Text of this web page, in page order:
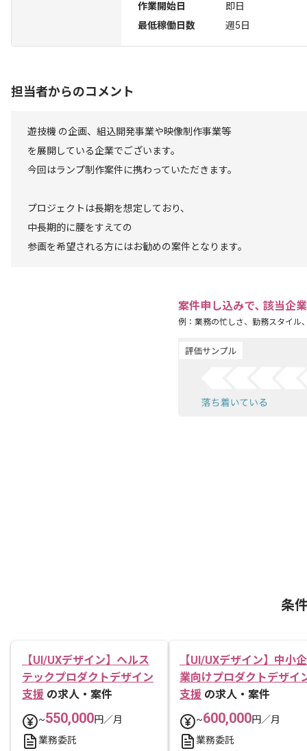
作業開始日
即日
最低稼働日数
週5日
担当者からのコメント
遊技機 の企画、組込開発事業や映像制作事業等
を展開している企業でございます。
今回はランプ制作案件に携わっていただきます。
プロジェクトは長期を想定しており、
中長期的に腰をすえての
参画を希望される方にはお勧めの案件となります。
案件申し込みで､ 該当企
例：業務の忙しさ、勤務スタイル
条
【UI/UXデザイン】ヘルス
テックプロダクトデザイン
支援 の求人・案件
~550,000円／月
業務委託
【UI/UXデザイン】中小企
業向けプロダクトデザイ
支援 の求人・案件
~600,000円／月
業務委託